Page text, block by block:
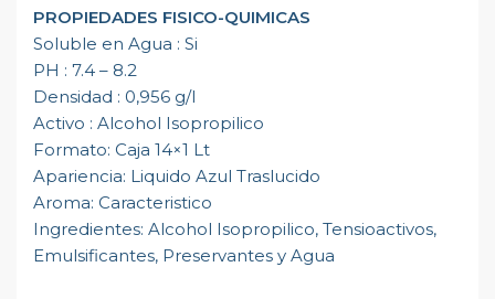
PROPIEDADES FISICO-QUIMICAS
Soluble en Agua : Si
PH : 7.4 – 8.2
Densidad : 0,956 g/l
Activo : Alcohol Isopropilico
Formato: Caja 14×1 Lt
Apariencia: Liquido Azul Traslucido
Aroma: Caracteristico
Ingredientes: Alcohol Isopropilico, Tensioactivos,
Emulsificantes, Preservantes y Agua